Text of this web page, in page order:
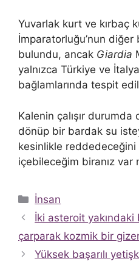
Yuvarlak kurt ve kırbaç
İmparatorluğu’nun
bulundu, ancak Giardia
yalnızca Türkiye ve
bağlamlarında tespit
Kalenin çalışır
dönüp bir bardak su
kesinlikle reddedeceğini
içebileceğim biranız var
Kategoriler
İnsan
İki asteroit yakındaki
çarparak kozmik bir
Yüksek başarılı